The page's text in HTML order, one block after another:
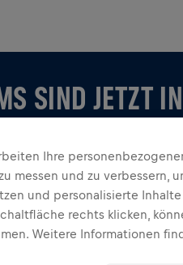
SIND JETZT
Ihre
messen und zu verbessern,
und personalisierte
rechts klicken,
Weitere Informationen